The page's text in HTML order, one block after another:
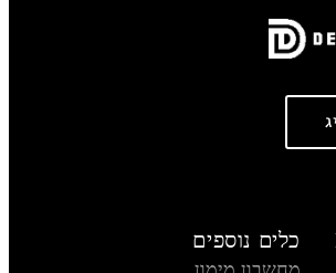
כלים נוספים